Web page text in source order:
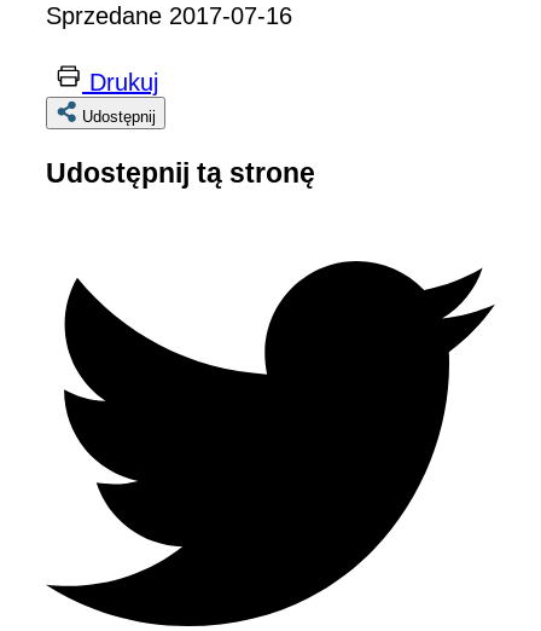
Sprzedane 2017-07-16
Drukuj
Udostępnij
Udostępnij tą stronę